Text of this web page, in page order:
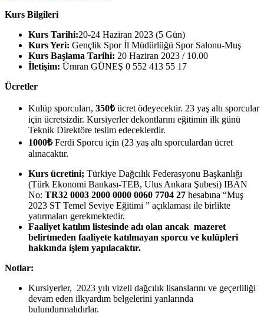
Kurs Bilgileri
Kurs Tarihi:20-24 Haziran 2023 (5 Gün)
Kurs Yeri: Gençlik Spor İl Müdürlüğü Spor Salonu-Muş
Kurs Başlama Tarihi: 20 Haziran 2023 / 10.00
İletişim: Ümran GÜNEŞ 0 552 413 55 17
Ücretler
Kulüp sporcuları, 350₺ücret ödeyecektir. 23 yaş altı sporcular
için ücretsizdir. Kursiyerler dekontlarını eğitimin ilk günü
Teknik Direktöre teslim edeceklerdir.
1000₺Ferdi Sporcu için (23 yaş altı sporculardan ücret
alınacaktır.
Kurs ücretini; Türkiye Dağcılık Federasyonu Başkanlığı
(Türk Ekonomi Bankası-TEB, Ulus Ankara Şubesi) IBAN
No: TR32 0003 2000 0000 0060 7704 27 hesabına “Muş
2023 ST Temel Seviye Eğitimi ” açıklaması ile birlikte
yatırmaları gerekmektedir.
Faaliyet katılım listesinde adı olan ancak mazeret
belirtmeden faaliyete katılmayan sporcu ve kulüpleri
hakkında işlem yapılacaktır.
Notlar:
Kursiyerler, 2023 yılı vizeli dağcılık lisanslarını ve geçerliliği
devam eden ilkyardım belgelerini yanlarında
bulundurmalıdırlar.